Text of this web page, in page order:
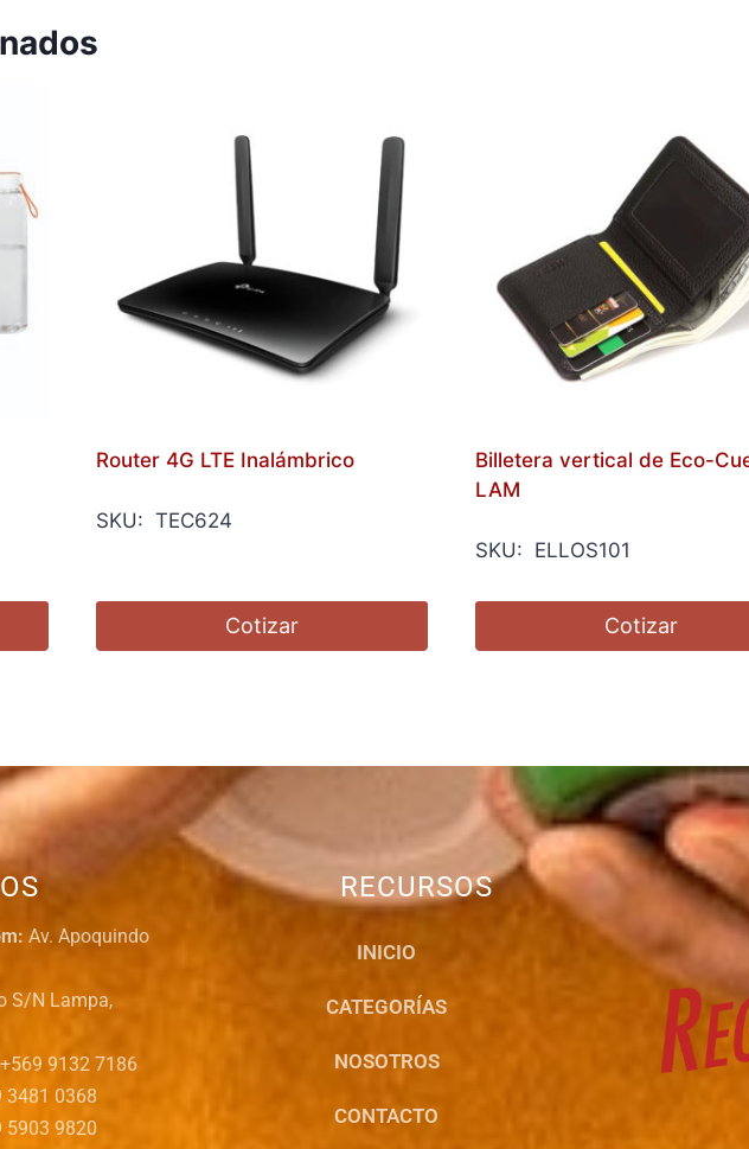
Router 4G LTE Inalámbrico
SKU: TEC624
Cotizar
Billetera vertical de Eco-
LAM
SKU: ELLOS101
Cotizar
Av. Apoquindo
S/N Lampa,
+569 9132 7186
3481 0368
5903 9820
RECURSOS
INICIO
CATEGORÍAS
NOSOTROS
CONTACTO